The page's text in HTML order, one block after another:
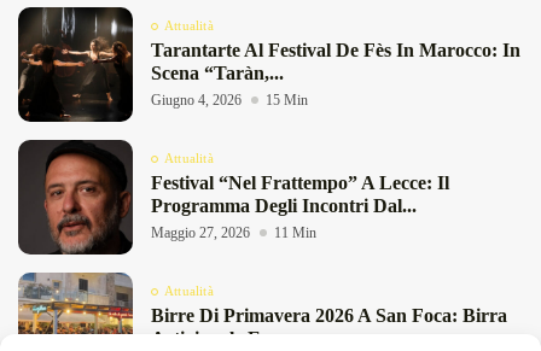
Attualità
Tarantarte Al Festival De Fès In Marocco: In
Scena “Taràn,...
Giugno 4, 2026 15 Min
Attualità
Festival “Nel Frattempo” A Lecce: Il
Programma Degli Incontri Dal...
Maggio 27, 2026 11 Min
Attualità
Birre Di Primavera 2026 A San Foca: Birra
Artigianale E...